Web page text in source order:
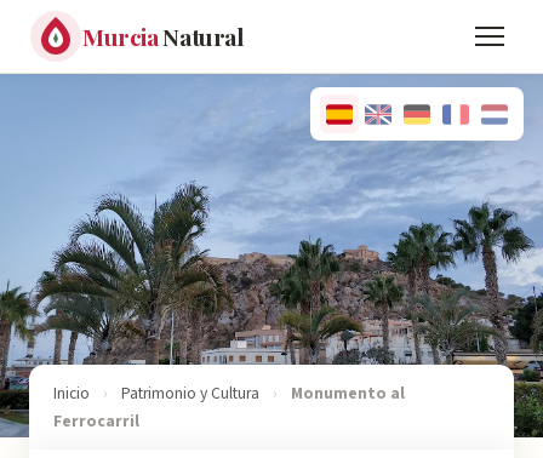
MurciaNatural
Inicio › Patrimonio y Cultura ›
Monumento al
Ferrocarril